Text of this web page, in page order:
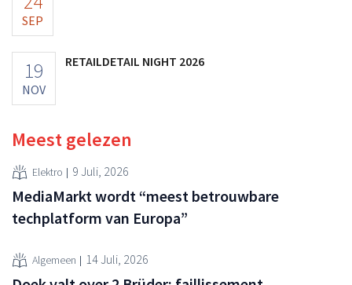
SEP
19
NOV
RETAILDETAIL NIGHT 2026
Meest gelezen
Elektro 9 Juli, 2026
MediaMarkt wordt “meest betrouwbare
techplatform van Europa”
Algemeen 14 Juli, 2026